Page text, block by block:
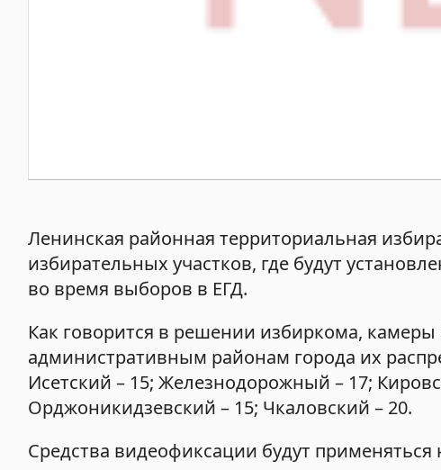
Ленинская районная территориальная
избирательных участков, где будут
во время выборов в ЕГД.
Как говорится в решении избиркома, камеры
административным районам города их
Исетский – 15; Железнодорожный – 17;
Орджоникидзевский – 15; Чкаловский – 20.
Средства видеофиксации будут применяться